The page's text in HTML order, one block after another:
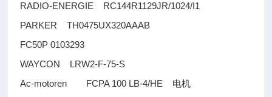
RADIO-ENERGIE RC144R1129JR/1024/I1
PARKER TH0475UX320AAAB
FC50P 0103293
WAYCON LRW2-F-75-S
Ac-motoren FCPA 100 LB-4/HE 电机